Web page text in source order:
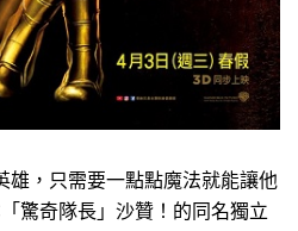
雄，只需要一點點魔法就能讓他
驚奇隊長」沙贊！的同名獨立